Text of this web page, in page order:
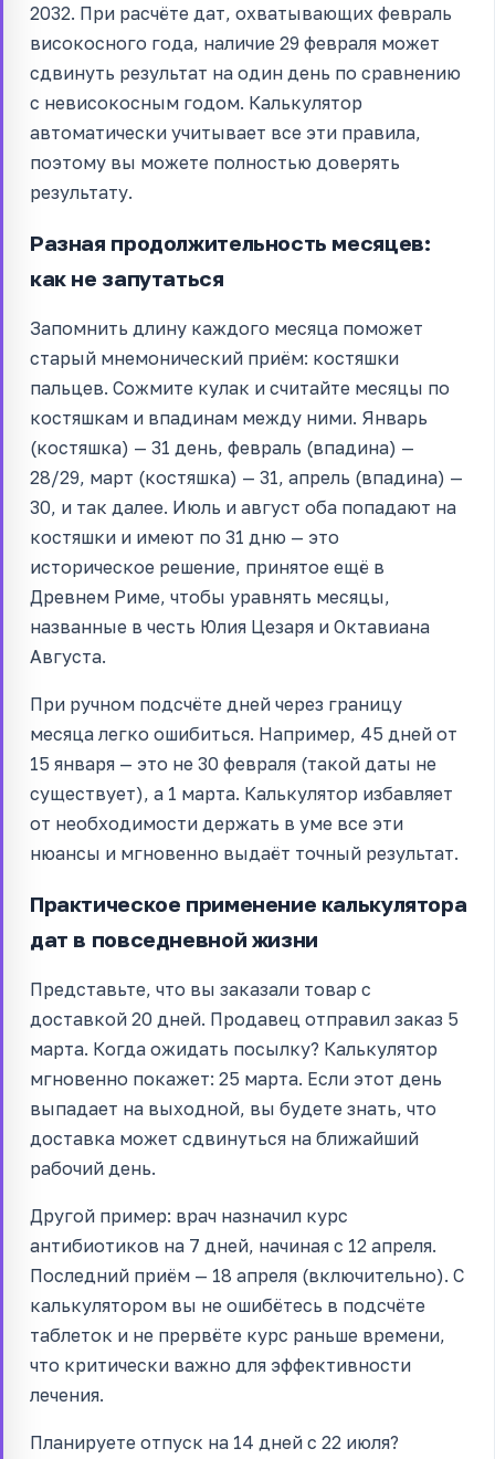
2032. При расчёте дат, охватывающих февраль
високосного года, наличие 29 февраля может
сдвинуть результат на один день по сравнению
с невисокосным годом. Калькулятор
автоматически учитывает все эти правила,
поэтому вы можете полностью доверять
результату.
Разная продолжительность месяцев:
как не запутаться
Запомнить длину каждого месяца поможет
старый мнемонический приём: костяшки
пальцев. Сожмите кулак и считайте месяцы по
костяшкам и впадинам между ними. Январь
(костяшка) — 31 день, февраль (впадина) —
28/29, март (костяшка) — 31, апрель (впадина) —
30, и так далее. Июль и август оба попадают на
костяшки и имеют по 31 дню — это
историческое решение, принятое ещё в
Древнем Риме, чтобы уравнять месяцы,
названные в честь Юлия Цезаря и Октавиана
Августа.
При ручном подсчёте дней через границу
месяца легко ошибиться. Например, 45 дней от
15 января — это не 30 февраля (такой даты не
существует), а 1 марта. Калькулятор избавляет
от необходимости держать в уме все эти
нюансы и мгновенно выдаёт точный результат.
Практическое применение калькулятора
дат в повседневной жизни
Представьте, что вы заказали товар с
доставкой 20 дней. Продавец отправил заказ 5
марта. Когда ожидать посылку? Калькулятор
мгновенно покажет: 25 марта. Если этот день
выпадает на выходной, вы будете знать, что
доставка может сдвинуться на ближайший
рабочий день.
Другой пример: врач назначил курс
антибиотиков на 7 дней, начиная с 12 апреля.
Последний приём — 18 апреля (включительно). С
калькулятором вы не ошибётесь в подсчёте
таблеток и не прервёте курс раньше времени,
что критически важно для эффективности
лечения.
Планируете отпуск на 14 дней с 22 июля?